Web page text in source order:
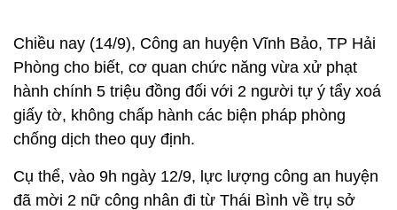
Chiều nay (14/9), Công an huyện Vĩnh Bảo, TP Hải
Phòng cho biết, cơ quan chức năng vừa xử phạt
hành chính 5 triệu đồng đối với 2 người tự ý tẩy xoá
giấy tờ, không chấp hành các biện pháp phòng
chống dịch theo quy định.
Cụ thể, vào 9h ngày 12/9, lực lượng công an huyện
đã mời 2 nữ công nhân đi từ Thái Bình về trụ sở